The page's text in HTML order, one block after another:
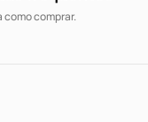
como comprar.